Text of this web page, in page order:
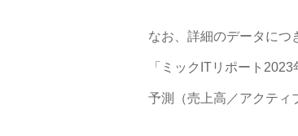
なお、詳細のデータにつ
「ミックITリポート
予測（売上高／アクティ